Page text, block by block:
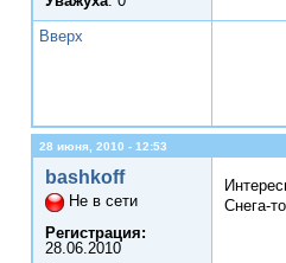
Вверх
28 июня, 2010 - 12:53
bashkoff
Не в сети
Регистрация:
28.06.2010
Снега-